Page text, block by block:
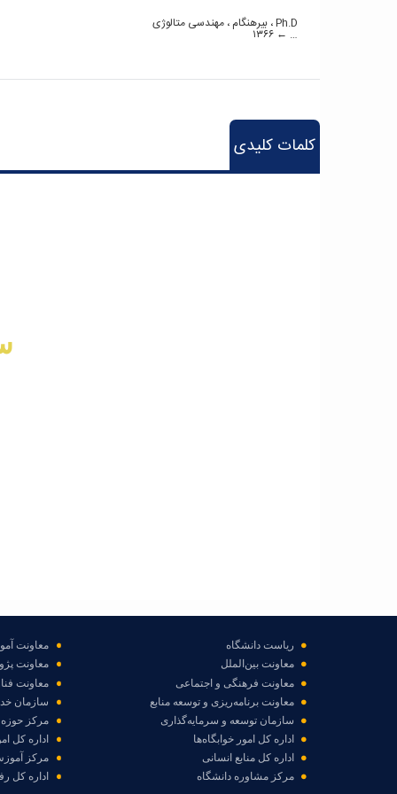
Ph.D ، بیرهنگام ، مهندسی متالوژی
… ← ۱۳۶۶
کلمات کلیدی
ریاست دانشگاه
معاونت
معاونت بین‌الملل
معاونت
معاونت فرهنگی و اجتماعی
معاونت
معاونت برنامه‌ریزی و توسعه منابع
سازمان
سازمان توسعه و سرمایه‌گذاری
مرکز
اداره کل امور خوابگاه‌ها
اداره کل
اداره کل منابع انسانی
مرکز
مرکز مشاوره دانشگاه
اداره کل